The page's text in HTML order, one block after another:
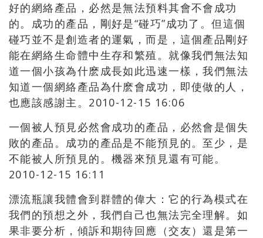
好的網絡產品，必然是無法預料其會不會成功
的。成功的產品，剛好是“碰巧”成功了。但這個
碰巧並不是創造者的運氣，而是，這個產品剛好
能在網絡生命體中生存和繁殖。就像我們無法知
道一個小孩為什麽成長如此迅速一樣，我們無法
知道一個網絡產品為什麽會成功，即使做的人，
也應該感謝主。2010-12-15 16:06
一個被人預見必然會成功的產品，必然會是個失
敗的產品。成功的產品是不能預見的。至少，是
不能被人所預見的。機器來預見還有可能。
2010-12-15 16:11
漂流瓶讓我體會到群體的偉大：它的行為模式在
我們的預想之外，我們自己也無法完全理解。如
果非要分析，傾訴和期待回應（交友）還是第一